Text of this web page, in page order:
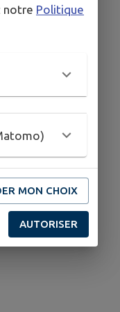
notre Politique
MON CHOIX
AUTORISER